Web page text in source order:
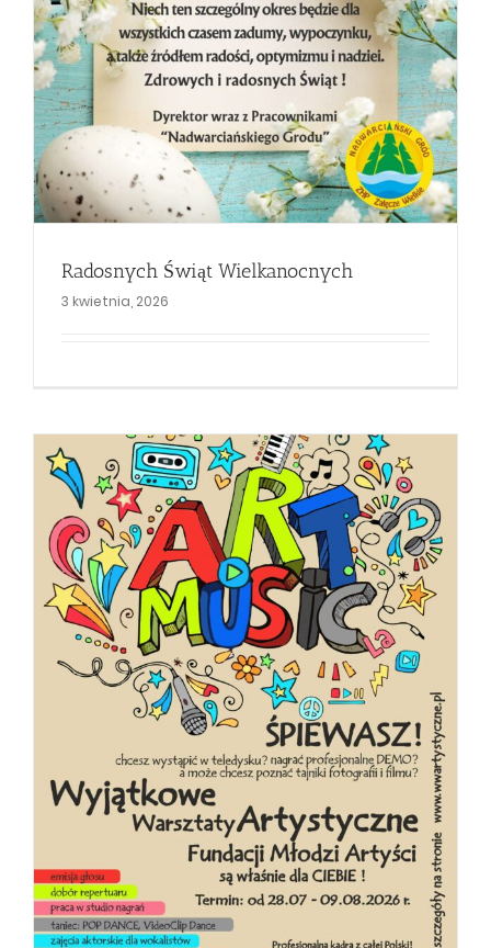
Radosnych Świąt Wielkanocnych
3 kwietnia, 2026